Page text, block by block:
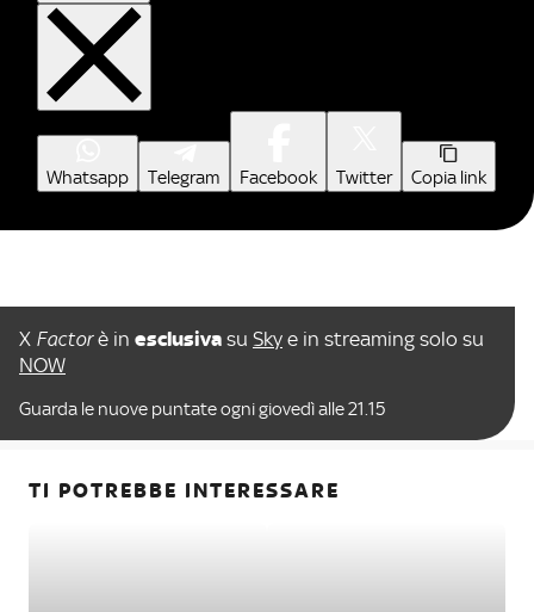
Whatsapp Telegram Facebook Twitter Copia link
X Factorè in esclusiva su Sky e in streaming solo su
NOW
Guarda le nuove puntate ogni giovedì alle 21.15
TI POTREBBE INTERESSARE